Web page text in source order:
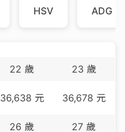
HSV ADG
22 歲
36,638 元
23 歲
36,678 元
26 歲 27 歲